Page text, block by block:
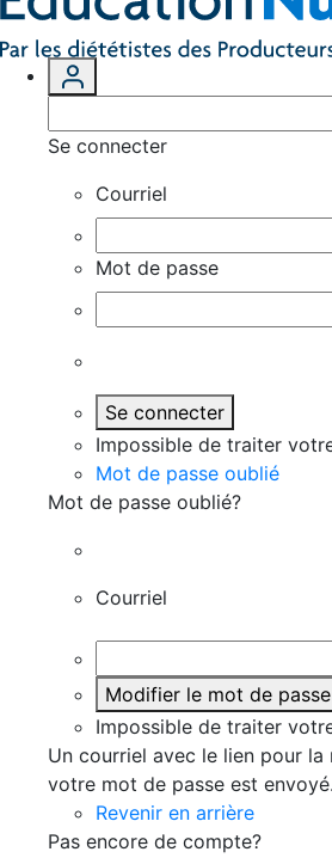
Se connecter
Courriel
Mot de passe
Se connecter
Impossible de traiter
Mot de passe oublié
Mot de passe oublié?
Courriel
Modifier le mot de passe
Impossible de traiter
Un courriel avec le lien pour
votre mot de passe est envoyé.
Revenir en arrière
Pas encore de compte?